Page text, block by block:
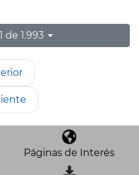
de 1.993
Páginas de Interés